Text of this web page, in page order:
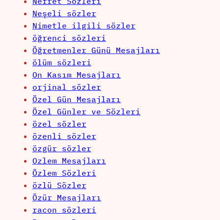
Neşeli sözler
Nimetle ilgili sözler
öğrenci sözleri
Öğretmenler Günü Mesajları
ölüm sözleri
On Kasım Mesajları
orjinal sözler
Özel Gün Mesajları
Özel Günler ve Sözleri
özel sözler
özenli sözler
özgür sözler
Ozlem Mesajları
Özlem Sözleri
özlü Sözler
Özür Mesajları
racon sözleri